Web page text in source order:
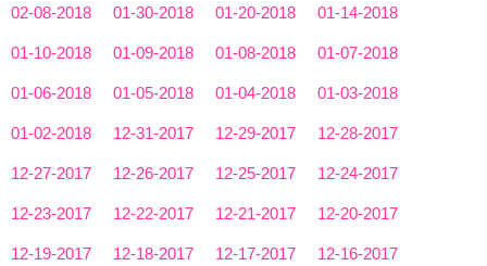
02-08-2018 01-30-2018 01-20-2018 01-14-2018
01-10-2018 01-09-2018 01-08-2018 01-07-2018
01-06-2018 01-05-2018 01-04-2018 01-03-2018
01-02-2018 12-31-2017 12-29-2017 12-28-2017
12-27-2017 12-26-2017 12-25-2017 12-24-2017
12-23-2017 12-22-2017 12-21-2017 12-20-2017
12-19-2017 12-18-2017 12-17-2017 12-16-2017